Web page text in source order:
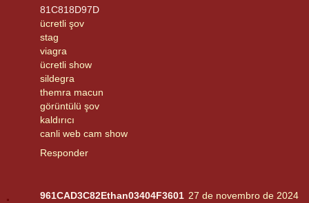
81C818D97D
ücretli şov
stag
viagra
ücretli show
sildegra
themra macun
görüntülü şov
kaldırıcı
canli web cam show
Responder
961CAD3C82Ethan03404F3601 27 de novembro de 2024